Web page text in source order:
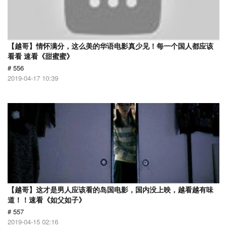
【越哥】情怀满分，这么美的华语电影真少见！每一个国人都应该
看看 速看《甜蜜蜜》
# 556
2019-04-17 10:39
【越哥】这才是男人应该看的岛国电影，国内没上映，越看越有味
道！！速看《如父如子》
# 557
2019-04-15 02:16